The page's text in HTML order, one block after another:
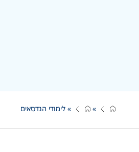
»
» לימודי הנדסאים